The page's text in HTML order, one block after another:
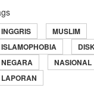
INGGRIS MUSLIM
ISLAMOPHOBIA
NEGARA
NASIONAL
LAPORAN